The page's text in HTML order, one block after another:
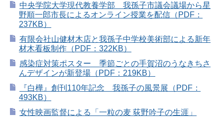
中央学院大学現代教養学部 我孫子市議会議場から星
野順一郎市長によるオンライン授業を配信（PDF：
237KB）
有限会社山健材木店と我孫子中学校美術部による新年
材木看板制作（PDF：322KB）
感染症対策ポスター 季節ごとの手賀沼のうなきちさ
んデザインが新登場（PDF：219KB）
『白樺』創刊110年記念 我孫子の風景展（PDF：
493KB）
女性映画監督による「一粒の麦 荻野吟子の生涯」